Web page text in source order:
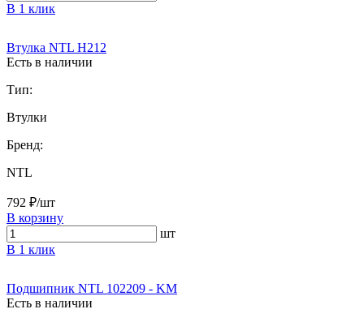
В 1 клик
Втулка NTL H212
Есть в наличии
Тип:
Втулки
Бренд:
NTL
792 ₽/шт
В корзину
шт
В 1 клик
Подшипник NTL 102209 - KM
Есть в наличии